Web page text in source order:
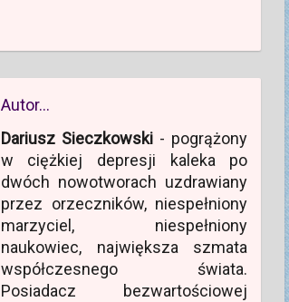
Autor…
Dariusz Sieczkowski - pogrążony
w ciężkiej depresji kaleka po
dwóch nowotworach uzdrawiany
przez orzeczników, niespełniony
marzyciel, niespełniony
naukowiec, największa szmata
współczesnego świata.
Posiadacz bezwartościowej